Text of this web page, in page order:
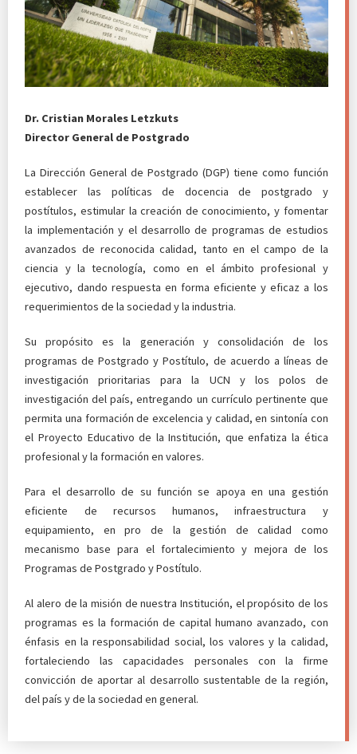
Dr. Cristian Morales Letzkuts
Director General de Postgrado
La Dirección General de Postgrado (DGP) tiene como función
establecer las políticas de docencia de postgrado y
postítulos, estimular la creación de conocimiento, y fomentar
la implementación y el desarrollo de programas de estudios
avanzados de reconocida calidad, tanto en el campo de la
ciencia y la tecnología, como en el ámbito profesional y
ejecutivo, dando respuesta en forma eficiente y eficaz a los
requerimientos de la sociedad y la industria.
Su propósito es la generación y consolidación de los
programas de Postgrado y Postítulo, de acuerdo a líneas de
investigación prioritarias para la UCN y los polos de
investigación del país, entregando un currículo pertinente que
permita una formación de excelencia y calidad, en sintonía con
el Proyecto Educativo de la Institución, que enfatiza la ética
profesional y la formación en valores.
Para el desarrollo de su función se apoya en una gestión
eficiente de recursos humanos, infraestructura y
equipamiento, en pro de la gestión de calidad como
mecanismo base para el fortalecimiento y mejora de los
Programas de Postgrado y Postítulo.
Al alero de la misión de nuestra Institución, el propósito de los
programas es la formación de capital humano avanzado, con
énfasis en la responsabilidad social, los valores y la calidad,
fortaleciendo las capacidades personales con la firme
convicción de aportar al desarrollo sustentable de la región,
del país y de la sociedad en general.